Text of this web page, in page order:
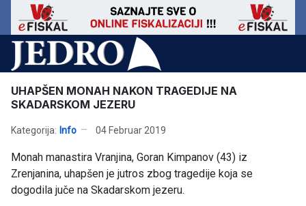
UHAPŠEN MONAH NAKON TRAGEDIJE NA
SKADARSKOM JEZERU
Kategorija: Info 04 Februar 2019
Monah manastira Vranjina, Goran Kimpanov (43) iz
Zrenjanina, uhapšen je jutros zbog tragedije koja se
dogodila juče na Skadarskom jezeru.